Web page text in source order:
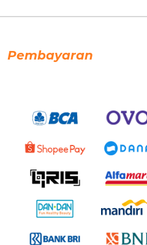
Pembayaran